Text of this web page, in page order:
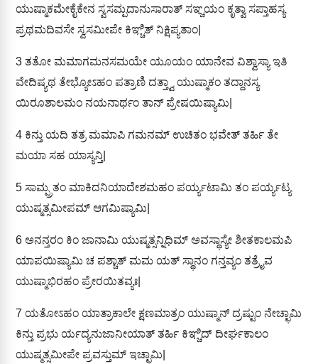
ಯುಷ್ಮಾಕಮೇಕೈಕೇನ ಸ್ವಸಮ್ಪದಾನುಸಾರಾತ್ ಸಞ್ಚಯಂ ಕೃತ್ವಾ ಸಪ್ತಾಹಸ್ಯ
ಪ್ರಥಮದಿವಸೇ ಸ್ವಸಮೀಪೇ ಕಿಞ್ಚಿತ್ ನಿಕ್ಷಿಪ್ಯತಾಂ|
3 ತತೋ ಮಮಾಗಮನಸಮಯೇ ಯೂಯಂ ಯಾನೇವ ವಿಶ್ವಾಸ್ಯಾ ಇತಿ
ವೇದಿಷ್ಯಥ ತೇಭ್ಯೋಽಹಂ ಪತ್ರಾಣಿ ದತ್ತ್ವಾ ಯುಷ್ಮಾಕಂ ತದ್ದಾನಸ್ಯ
ಯಿರೂಶಾಲಮಂ ನಯನಾರ್ಥಂ ತಾನ್ ಪ್ರೇಷಯಿಷ್ಯಾಮಿ|
4 ಕಿನ್ತು ಯದಿ ತತ್ರ ಮಮಾಪಿ ಗಮನಮ್ ಉಚಿತಂ ಭವೇತ್ ತರ್ಹಿ ತೇ
ಮಯಾ ಸಹ ಯಾಸ್ಯನ್ತಿ|
5 ಸಾಮ್ಪ್ರತಂ ಮಾಕಿದನಿಯಾದೇಶಮಹಂ ಪರ್ಯ್ಯಟಾಮಿ ತಂ ಪರ್ಯ್ಯಟ್ಯ
ಯುಷ್ಮತ್ಸಮೀಪಮ್ ಆಗಮಿಷ್ಯಾಮಿ|
6 ಅನನ್ತರಂ ಕಿಂ ಜಾನಾಮಿ ಯುಷ್ಮತ್ಸನ್ನಿಧಿಮ್ ಅವಸ್ಥಾಸ್ಯೇ ಶೀತಕಾಲಮಪಿ
ಯಾಪಯಿಷ್ಯಾಮಿ ಚ ಪಶ್ಚಾತ್ ಮಮ ಯತ್ ಸ್ಥಾನಂ ಗನ್ತವ್ಯಂ ತತ್ರೈವ
ಯುಷ್ಮಾಭಿರಹಂ ಪ್ರೇರಯಿತವ್ಯಃ|
7 ಯತೋಽಹಂ ಯಾತ್ರಾಕಾಲೇ ಕ್ಷಣಮಾತ್ರಂ ಯುಷ್ಮಾನ್ ದ್ರಷ್ಟುಂ ನೇಚ್ಛಾಮಿ
ಕಿನ್ತು ಪ್ರಭು ರ್ಯದ್ಯನುಜಾನೀಯಾತ್ ತರ್ಹಿ ಕಿಞ್ಚಿದ್ ದೀರ್ಘಕಾಲಂ
ಯುಷ್ಮತ್ಸಮೀಪೇ ಪ್ರವಸ್ತುಮ್ ಇಚ್ಛಾಮಿ|